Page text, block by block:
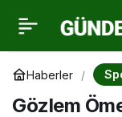
Haberler
Gözlem
Gözlem